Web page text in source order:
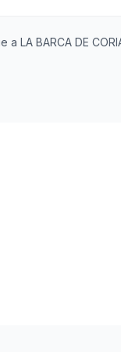
a LA BARCA DE